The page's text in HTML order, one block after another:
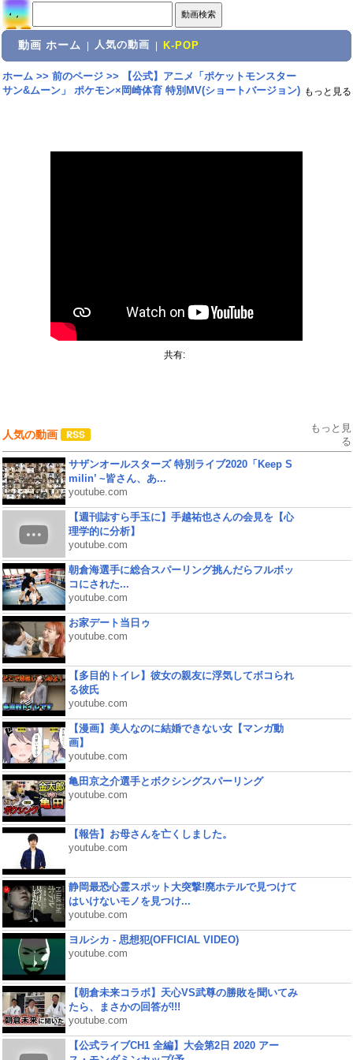
動画 ホーム 人気の動画 K-POP
ホーム>> 前のページ>>
【公式】アニメ「ポケットモンスター
サン&ムーン」 ポケモン×岡崎体育 特別MV(ショートバージョン) もっと見る
共有:
人気の動画
もっと見
る
サザンオールスターズ 特別ライブ2020「Keep S
milin’ ~皆さん、あ...
youtube.com
【週刊誌すら手玉に】手越祐也さんの会見を【心
理学的に分析】
youtube.com
朝倉海選手に総合スパーリング挑んだらフルボッ
コにされた...
youtube.com
お家デート当日ゥ
youtube.com
【多目的トイレ】彼女の親友に浮気してボコられ
る彼氏
youtube.com
【漫画】美人なのに結婚できない女【マンガ動
画】
youtube.com
亀田京之介選手とボクシングスパーリング
youtube.com
【報告】お母さんを亡くしました。
youtube.com
静岡最恐心霊スポット大突撃!廃ホテルで見つけて
はいけないモノを見つけ...
youtube.com
ヨルシカ - 思想犯(OFFICIAL VIDEO)
youtube.com
【朝倉未来コラボ】天心VS武尊の勝敗を聞いてみ
たら、まさかの回答が!!!
youtube.com
【公式ライブCH1 全編】大会第2日 2020 アー